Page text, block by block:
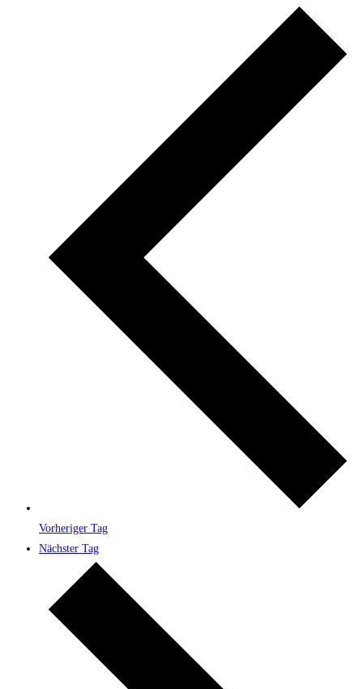
Vorheriger Tag
Nächster Tag